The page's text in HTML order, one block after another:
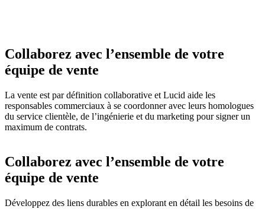
Collaborez avec l’ensemble de votre
équipe de vente
La vente est par définition collaborative et Lucid aide les
responsables commerciaux à se coordonner avec leurs homologues
du service clientèle, de l’ingénierie et du marketing pour signer un
maximum de contrats.
Collaborez avec l’ensemble de votre
équipe de vente
Développez des liens durables en explorant en détail les besoins de